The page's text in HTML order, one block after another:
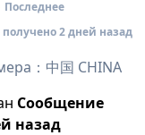
Последнее
2 дней назад
：中国 CHINA
Сообщение
назад